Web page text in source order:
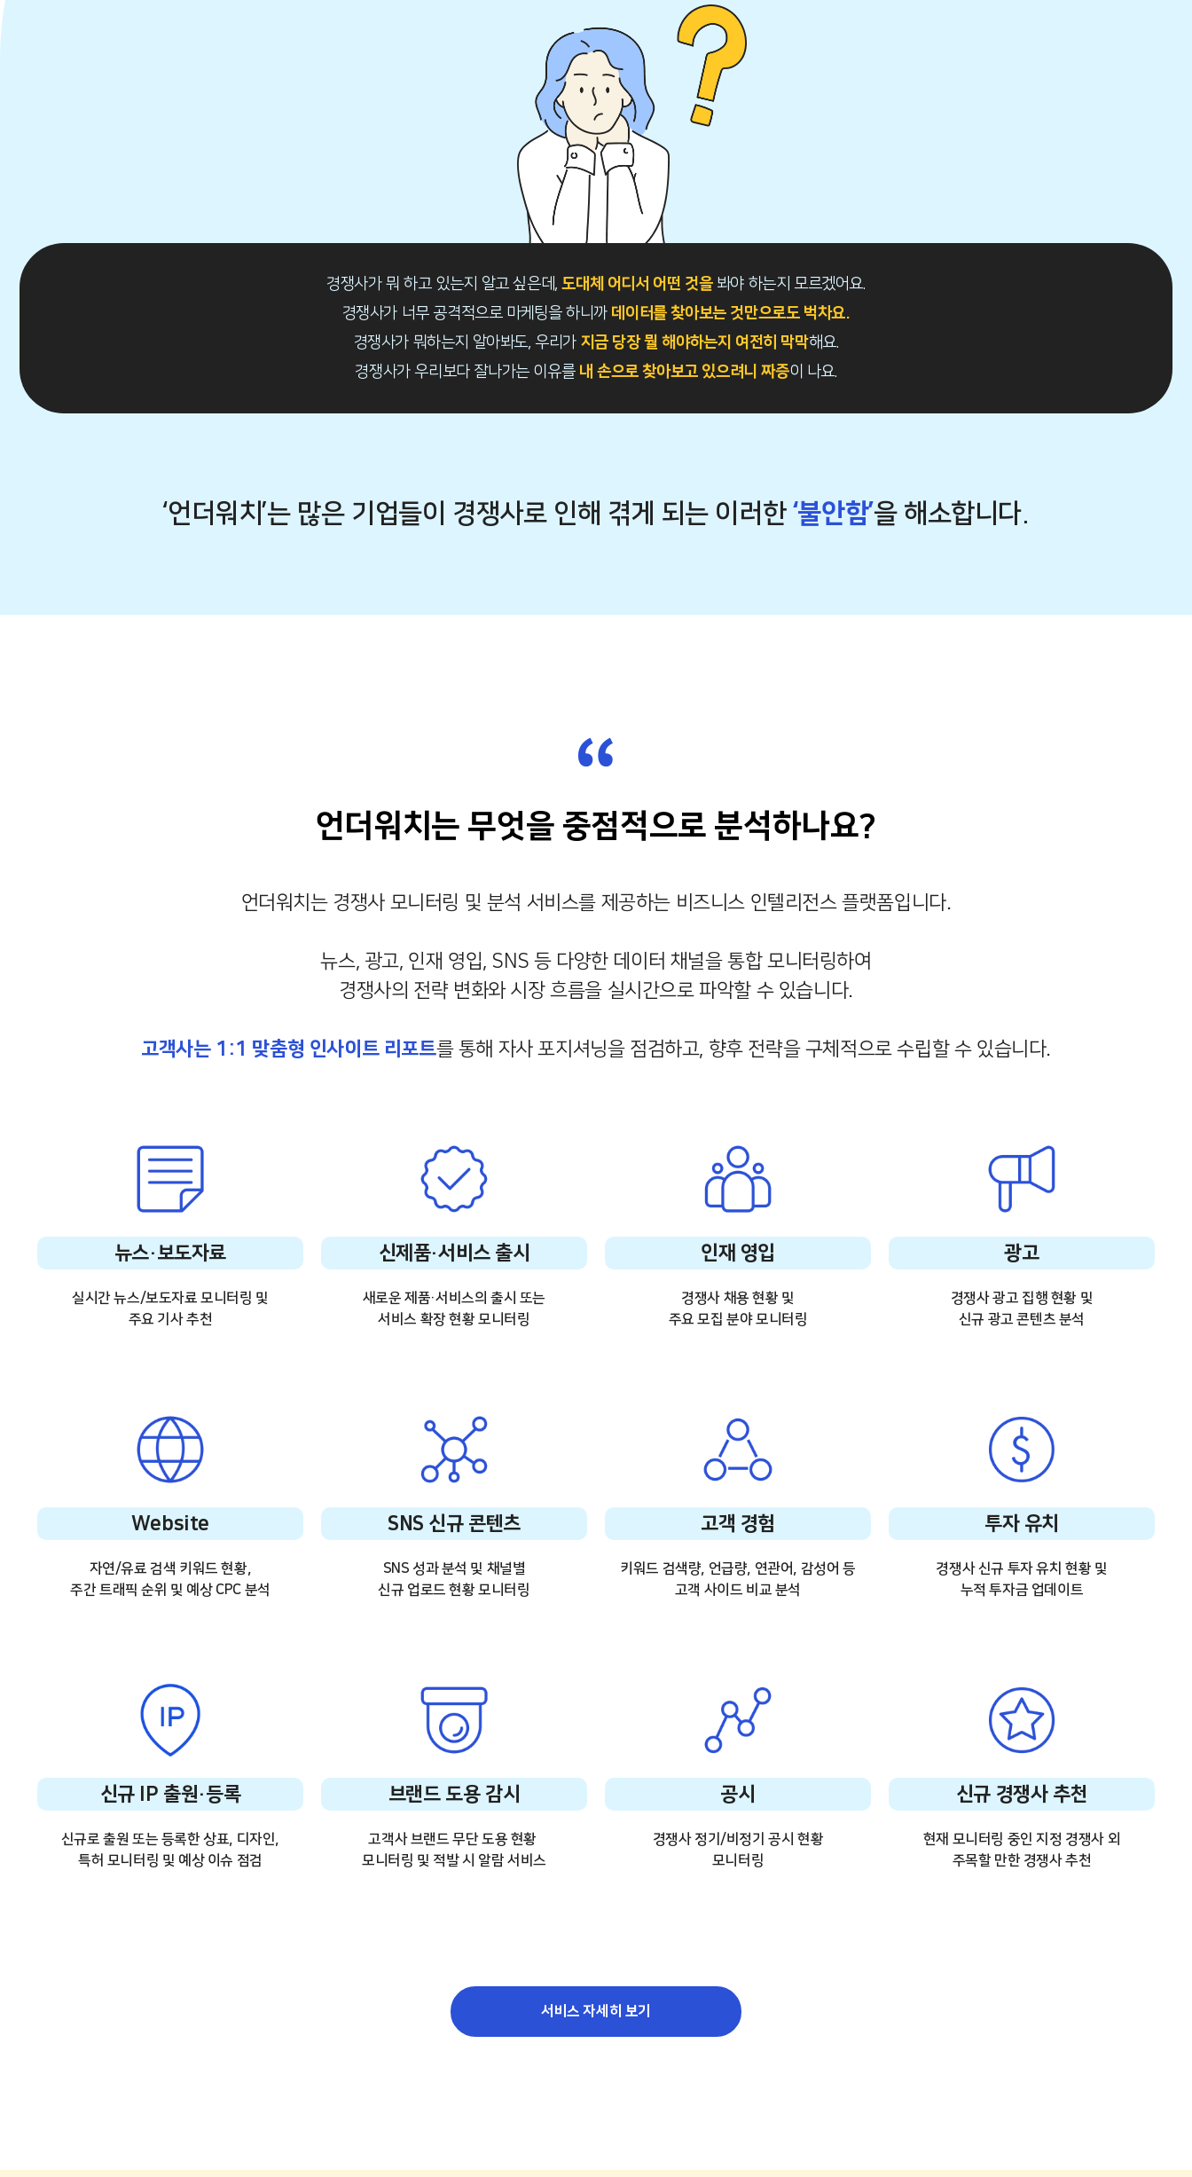
경쟁사가 뭐 하고 있는지 알고 싶은데,도대체 어디서 어떤 것을봐야 하는지 모르겠어요.
경쟁사가 너무 공격적으로 마케팅을 하니까 데이터를 찾아보는 것만으로도 벅차요.
경쟁사가 뭐하는지 알아봐도, 우리가 지금 당장 뭘 해야하는지 여전히 막막해요.
경쟁사가 우리보다 잘나가는 이유를 내 손으로 찾아보고 있으려니 짜증이 나요.
‘언더워치’는 많은 기업들이 경쟁사로 인해 겪게 되는 이러한 ‘불안함’을 해소합니다.
“
언더워치는 무엇을 중점적으로 분석하나요?
언더워치는 경쟁사 모니터링 및 분석 서비스를 제공하는 비즈니스 인텔리전스 플랫폼입니다.
뉴스, 광고, 인재 영입, SNS 등 다양한 데이터 채널을 통합 모니터링하여
경쟁사의 전략 변화와 시장 흐름을 실시간으로 파악할 수 있습니다.
고객사는 1:1 맞춤형 인사이트 리포트를 통해 자사 포지셔닝을 점검하고, 향후 전략을 구체적으로 수립할 수 있습니다.
뉴스·보도자료
실시간 뉴스/보도자료 모니터링 및
주요 기사 추천
신제품·서비스 출시
새로운 제품·서비스의 출시 또는
서비스 확장 현황 모니터링
인재 영입
경쟁사 채용 현황 및
주요 모집 분야 모니터링
광고
경쟁사 광고 집행 현황 및
신규 광고 콘텐츠 분석
Website
자연/유료 검색 키워드 현황,
주간 트래픽 순위 및 예상 CPC 분석
SNS 신규 콘텐츠
SNS 성과 분석 및 채널별
신규 업로드 현황 모니터링
고객 경험
키워드 검색량, 언급량, 연관어, 감성어 등
고객 사이드 비교 분석
투자 유치
경쟁사 신규 투자 유치 현황 및
누적 투자금 업데이트
신규 IP 출원·등록
신규로 출원 또는 등록한 상표, 디자인,
특허 모니터링 및 예상 이슈 점검
브랜드 도용 감시
고객사 브랜드 무단 도용 현황
모니터링 및 적발 시 알람 서비스
공시
경쟁사 정기/비정기 공시 현황
모니터링
신규 경쟁사 추천
현재 모니터링 중인 지정 경쟁사 외
주목할 만한 경쟁사 추천
서비스 자세히 보기